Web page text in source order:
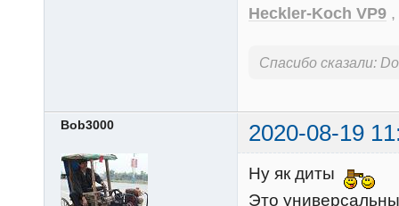
Heckler-Koch VP9 ,
Спасибо сказали:
Bob3000 2020-08-19
Ну як диты
Это